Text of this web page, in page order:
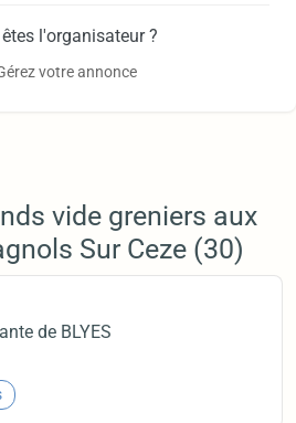
l'organisateur ?
votre annonce
vide greniers aux
Sur Ceze (30)
de BLYES